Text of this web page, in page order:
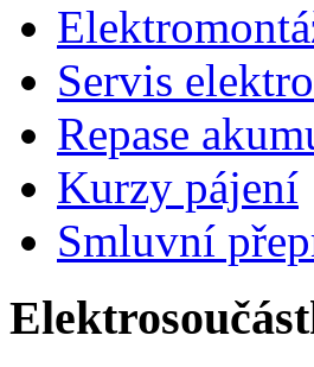
Servis
Repase
Kurzy pájení
Smluvní